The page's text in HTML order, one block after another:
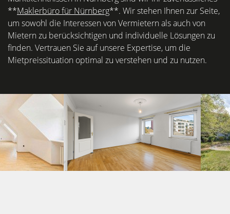
**Maklerbüro für Nürnberg**. Wir stehen Ihnen zur Seite,
um sowohl die Interessen von Vermietern als auch von
Mietern zu berücksichtigen und individuelle Lösungen zu
finden. Vertrauen Sie auf unsere Expertise, um die
Mietpreissituation optimal zu verstehen und zu nutzen.